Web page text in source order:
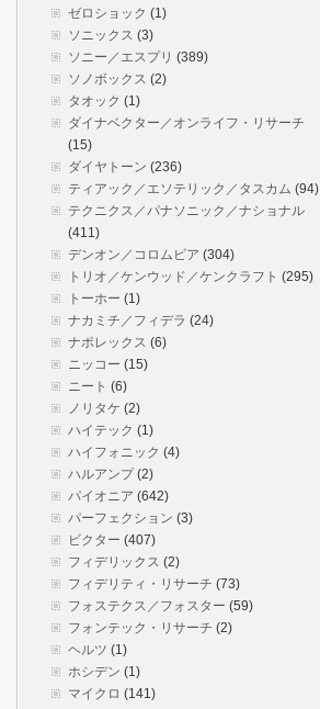
ゼロショック (1)
ソニックス (3)
ソニー／エスプリ (389)
ソノボックス (2)
タオック (1)
ダイナベクター／オンライフ・リサーチ
(15)
ダイヤトーン (236)
ティアック／エソテリック／タスカム (94)
テクニクス／パナソニック／ナショナル
(411)
デンオン／コロムビア (304)
トリオ／ケンウッド／ケンクラフト (295)
トーホー (1)
ナカミチ／フィデラ (24)
ナポレックス (6)
ニッコー (15)
ニート (6)
ノリタケ (2)
ハイテック (1)
ハイフォニック (4)
ハルアンプ(2)
パイオニア (642)
パーフェクション (3)
ビクター (407)
フィデリックス (2)
フィデリティ・リサーチ (73)
フォステクス／フォスター (59)
フォンテック・リサーチ (2)
ヘルツ (1)
ホシデン (1)
マイクロ (141)